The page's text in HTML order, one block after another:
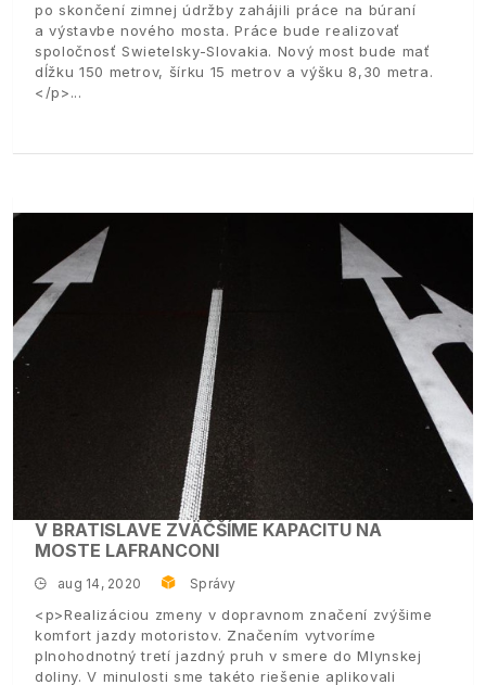
po skončení zimnej údržby zahájili práce na búraní
a výstavbe nového mosta. Práce bude realizovať
spoločnosť Swietelsky-Slovakia. Nový most bude mať
dĺžku 150 metrov, šírku 15 metrov a výšku 8,30 metra.
</p>
V BRATISLAVE ZVÄČŠÍME KAPACITU NA
MOSTE LAFRANCONI
aug 14, 2020 Správy
<p>Realizáciou zmeny v dopravnom značení zvýšime
komfort jazdy motoristov. Značením vytvoríme
plnohodnotný tretí jazdný pruh v smere do Mlynskej
doliny. V minulosti sme takéto riešenie aplikovali